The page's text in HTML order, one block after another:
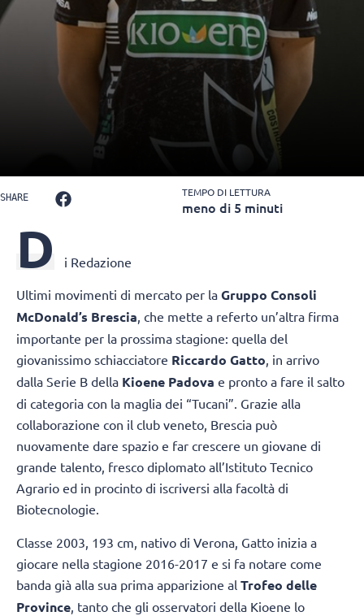
SHARE TEMPO DI LETTURA
meno di 5 minuti
D i Redazione
Ultimi movimenti di mercato per la Gruppo Consoli
McDonald’s Brescia, che mette a referto un’altra firma
importante per la prossima stagione: quella del
giovanissimo schiacciatore Riccardo Gatto, in arrivo
dalla Serie B della Kioene Padova e pronto a fare il salto
di categoria con la maglia dei “Tucani”. Grazie alla
collaborazione con il club veneto, Brescia può
nuovamente dare spazio e far crescere un giovane di
grande talento, fresco diplomato all’Istituto Tecnico
Agrario ed in procinto di iscriversi alla facoltà di
Biotecnologie.
Classe 2003, 193 cm, nativo di Verona, Gatto inizia a
giocare nella stagione 2016-2017 e si fa notare come
banda già alla sua prima apparizione al Trofeo delle
Province , tanto che gli osservatori della Kioene lo